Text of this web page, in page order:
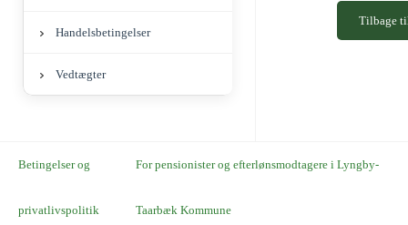
Handelsbetingelser
Vedtægter
Tilbage
Betingelser og
privatlivspolitik
For pensionister og efterlønsmodtagere i Lyngby-
Taarbæk Kommune